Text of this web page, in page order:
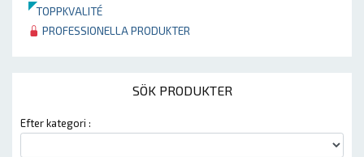
TOPPKVALITÉ
PROFESSIONELLA PRODUKTER
SÖK PRODUKTER
Efter kategori :